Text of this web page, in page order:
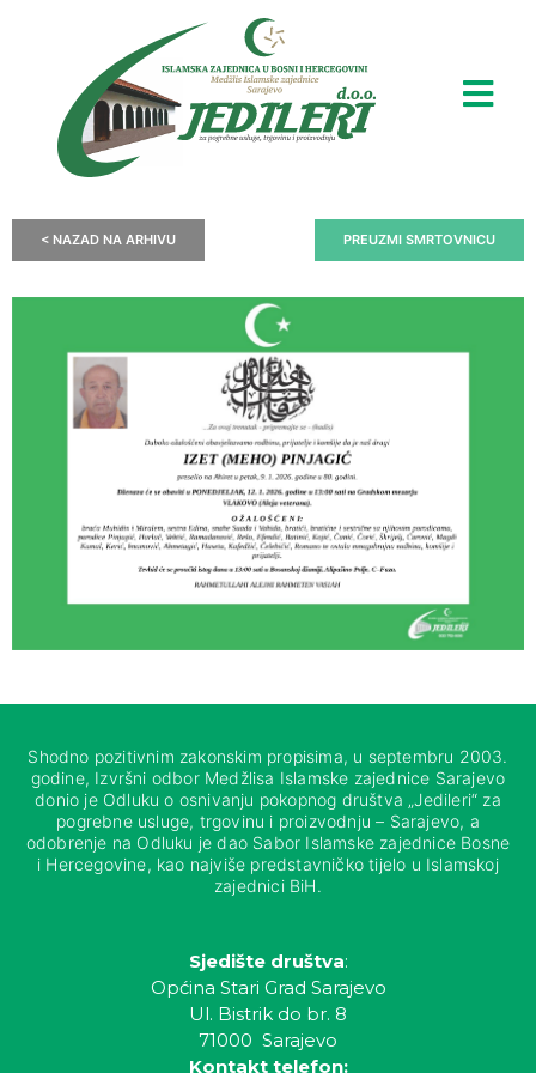
< NAZAD NA ARHIVU PREUZMI SMRTOVNICU
Shodno pozitivnim zakonskim propisima, u septembru 2003.
godine, Izvršni odbor Medžlisa Islamske zajednice Sarajevo
donio je Odluku o osnivanju pokopnog društva „Jedileri“ za
pogrebne usluge, trgovinu i proizvodnju – Sarajevo, a
odobrenje na Odluku je dao Sabor Islamske zajednice Bosne
i Hercegovine, kao najviše predstavničko tijelo u Islamskoj
zajednici BiH.
Sjedište društva:
Općina Stari Grad Sarajevo
Ul. Bistrik do br. 8
71000 Sarajevo
Kontakt telefon: